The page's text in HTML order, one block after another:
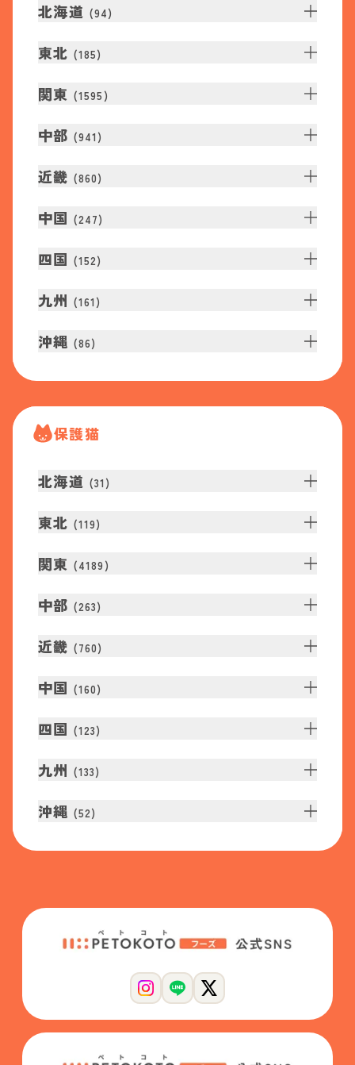
北海道 (94)
東北 (185)
関東 (1595 )
中部 (941 )
近畿 (860)
中国 (247)
四国 (152)
九州 (161 )
沖縄 (86)
保護猫
北海道 (31 )
東北 (119)
関東 (4189 )
中部 (263)
近畿 (760)
中国 (160)
四国 (123)
九州 (133)
沖縄 (52)